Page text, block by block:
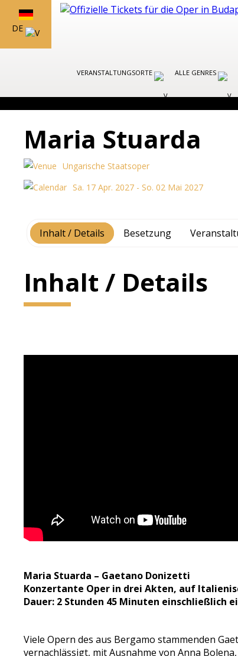
DE
VERANSTALTUNGSORTE ALLE GENRES
Maria Stuarda
Ungarische Staatsoper
Sa. 17 Apr. 2027 - So. 02 Mai 2027
Inhalt / Details Besetzung
Inhalt / Details
Maria Stuarda – Gaetano Donizetti
Konzertante Oper in drei Akten, auf
Dauer: 2 Stunden 45 Minuten einschließlich
Viele Opern des aus Bergamo stammenden
vernachlässigt, mit Ausnahme von Anna